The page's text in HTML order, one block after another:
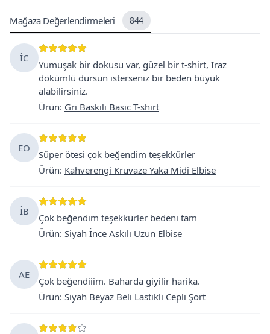
Mağaza Değerlendirmeleri 844
İC
Yumuşak bir dokusu var, güzel bir t-shirt, Iraz
dökümlü dursun isterseniz bir beden büyük
alabilirsiniz.
Ürün: Gri Baskılı Basic T-shirt
EO
Süper ötesi çok beğendim teşekkürler
Ürün: Kahverengi Kruvaze Yaka Midi Elbise
İB
Çok beğendim teşekkürler bedeni tam
Ürün: Siyah İnce Askılı Uzun Elbise
AE
Çok beğendiiim. Baharda giyilir harika.
Ürün: Siyah Beyaz Beli Lastikli Cepli Şort